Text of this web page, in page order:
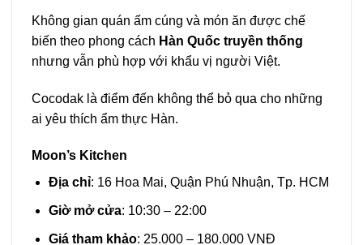
Không gian quán ấm cúng và món ăn được chế
biến theo phong cách Hàn Quốc truyền thống
nhưng vẫn phù hợp với khẩu vị người Việt.
Cocodak là điểm đến không thể bỏ qua cho những
ai yêu thích ẩm thực Hàn.
Moon’s Kitchen
Địa chỉ: 16 Hoa Mai, Quận Phú Nhuận, Tp. HCM
Giờ mở cửa: 10:30 – 22:00
Giá tham khảo: 25.000 – 180.000 VNĐ